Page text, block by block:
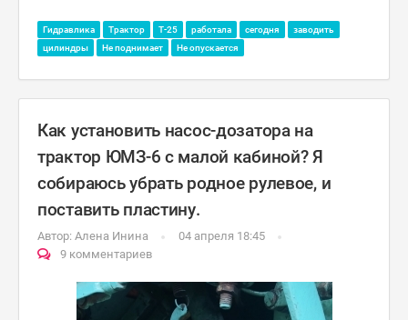
Гидравлика Трактор Т-25 работала сегодня
заводить
цилиндры
Не поднимает Не опускается
Как установить насос-дозатора на
трактор ЮМЗ-6 с малой кабиной? Я
собираюсь убрать родное рулевое, и
поставить пластину.
Автор: Алена Инина
04 апреля 18:45
9 комментариев